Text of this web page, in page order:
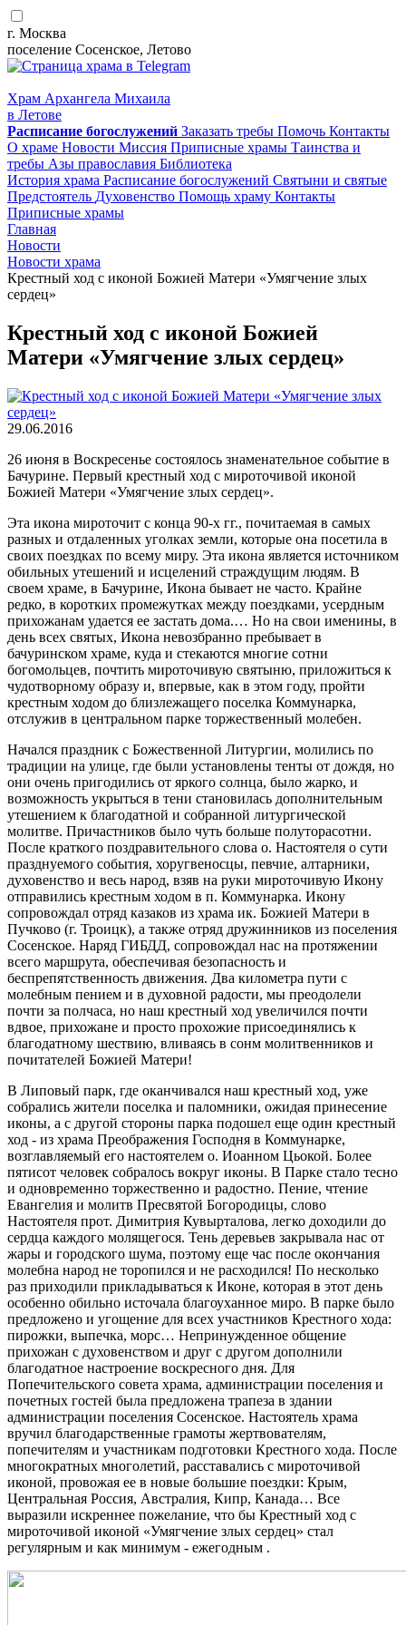
г. Москва
поселение Сосенское, Летово
Храм Архангела Михаила
в Летове
Расписание богослужений Заказать требы Помочь Контакты
О храме Новости Миссия Приписные храмы Таинства и
требы Азы православия Библиотека
История храма Расписание богослужений Святыни и святые
Предстоятель Духовенство Помощь храму Контакты
Приписные храмы
Главная
Новости
Новости храма
Крестный ход с иконой Божией Матери «Умягчение злых
сердец»
Крестный ход с иконой Божией
Матери «Умягчение злых сердец»
29.06.2016
26 июня в Воскресенье состоялось знаменательное событие в
Бачурине. Первый крестный ход с мироточивой иконой
Божией Матери «Умягчение злых сердец».
Эта икона мироточит с конца 90-х гг., почитаемая в самых
разных и отдаленных уголках земли, которые она посетила в
своих поездках по всему миру. Эта икона является источником
обильных утешений и исцелений страждущим людям. В
своем храме, в Бачурине, Икона бывает не часто. Крайне
редко, в коротких промежутках между поездками, усердным
прихожанам удается ее застать дома.… Но на свои именины, в
день всех святых, Икона невозбранно пребывает в
бачуринском храме, куда и стекаются многие сотни
богомольцев, почтить мироточивую святыню, приложиться к
чудотворному образу и, впервые, как в этом году, пройти
крестным ходом до близлежащего поселка Коммунарка,
отслужив в центральном парке торжественный молебен.
Начался праздник с Божественной Литургии, молились по
традиции на улице, где были установлены тенты от дождя, но
они очень пригодились от яркого солнца, было жарко, и
возможность укрыться в тени становилась дополнительным
утешением к благодатной и собранной литургической
молитве. Причастников было чуть больше полуторасотни.
После краткого поздравительного слова о. Настоятеля о сути
празднуемого события, хоругвеносцы, певчие, алтарники,
духовенство и весь народ, взяв на руки мироточивую Икону
отправились крестным ходом в п. Коммунарка. Икону
сопровождал отряд казаков из храма ик. Божией Матери в
Пучково (г. Троицк), а также отряд дружинников из поселения
Сосенское. Наряд ГИБДД, сопровождал нас на протяжении
всего маршрута, обеспечивая безопасность и
беспрепятственность движения. Два километра пути с
молебным пением и в духовной радости, мы преодолели
почти за полчаса, но наш крестный ход увеличился почти
вдвое, прихожане и просто прохожие присоединялись к
благодатному шествию, вливаясь в сонм молитвенников и
почитателей Божией Матери!
В Липовый парк, где оканчивался наш крестный ход, уже
собрались жители поселка и паломники, ожидая принесение
иконы, а с другой стороны парка подошел еще один крестный
ход - из храма Преображения Господня в Коммунарке,
возглавляемый его настоятелем о. Иоанном Цьокой. Более
пятисот человек собралось вокруг иконы. В Парке стало тесно
и одновременно торжественно и радостно. Пение, чтение
Евангелия и молитв Пресвятой Богородицы, слово
Настоятеля прот. Димитрия Кувырталова, легко доходили до
сердца каждого молящегося. Тень деревьев закрывала нас от
жары и городского шума, поэтому еще час после окончания
молебна народ не торопился и не расходился! По несколько
раз приходили прикладываться к Иконе, которая в этот день
особенно обильно источала благоуханное миро. В парке было
предложено и угощение для всех участников Крестного хода:
пирожки, выпечка, морс… Непринужденное общение
прихожан с духовенством и друг с другом дополнили
благодатное настроение воскресного дня. Для
Попечительского совета храма, администрации поселения и
почетных гостей была предложена трапеза в здании
администрации поселения Сосенское. Настоятель храма
вручил благодарственные грамоты жертвователям,
попечителям и участникам подготовки Крестного хода. После
многократных многолетий, расставались с мироточивой
иконой, провожая ее в новые большие поездки: Крым,
Центральная Россия, Австралия, Кипр, Канада… Все
выразили искреннее пожелание, что бы Крестный ход с
мироточивой иконой «Умягчение злых сердец» стал
регулярным и как минимум - ежегодным .